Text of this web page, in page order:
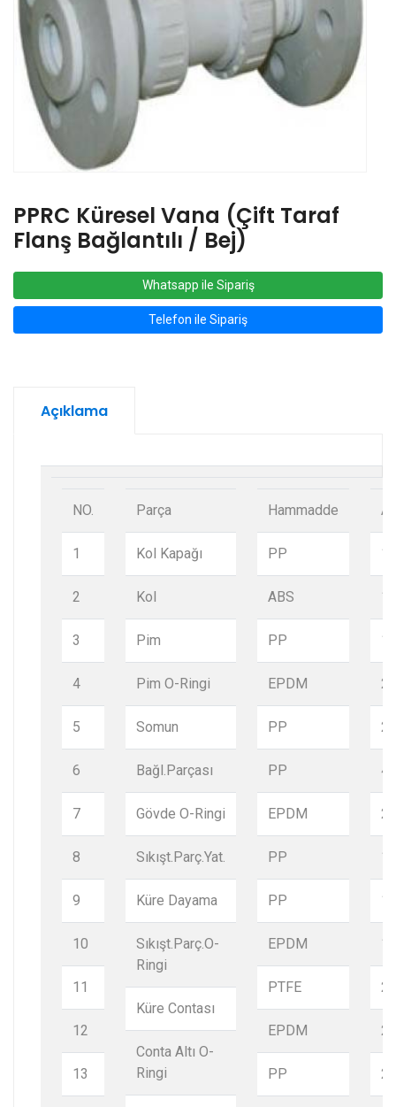
PPRC Küresel Vana (Çift Taraf
Flanş Bağlantılı / Bej)
Whatsapp ile Sipariş
Telefon ile Sipariş
Açıklama
NO.
1
2
3
4
5
6
7
8
9
10
11
12
13
Parça
Kol Kapağı
Kol
Pim
Pim O-Ringi
Somun
Bağl.Parçası
Gövde O-Ringi
Sıkışt.Parç.Yat.
Küre Dayama
Sıkışt.Parç.O-
Ringi
Küre Contası
Conta Altı O-
Ringi
Hammadde
PP
ABS
PP
EPDM
PP
PP
EPDM
PP
PP
EPDM
PTFE
EPDM
PP
1
1
1
2
2
4
2
1
1
1
2
2
2